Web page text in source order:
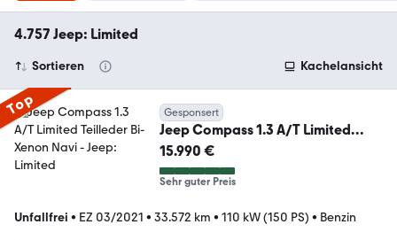
4.757 Jeep: Limited
Sortieren Kachelansicht
Top Gesponsert
Jeep Compass 1.3 A/T Limited
Teilleder Bi-Xenon Navi
15.990 €
Sehr guter Preis
Unfallfrei • EZ 03/2021 • 33.572 km • 110 kW (150 PS) • Benzin